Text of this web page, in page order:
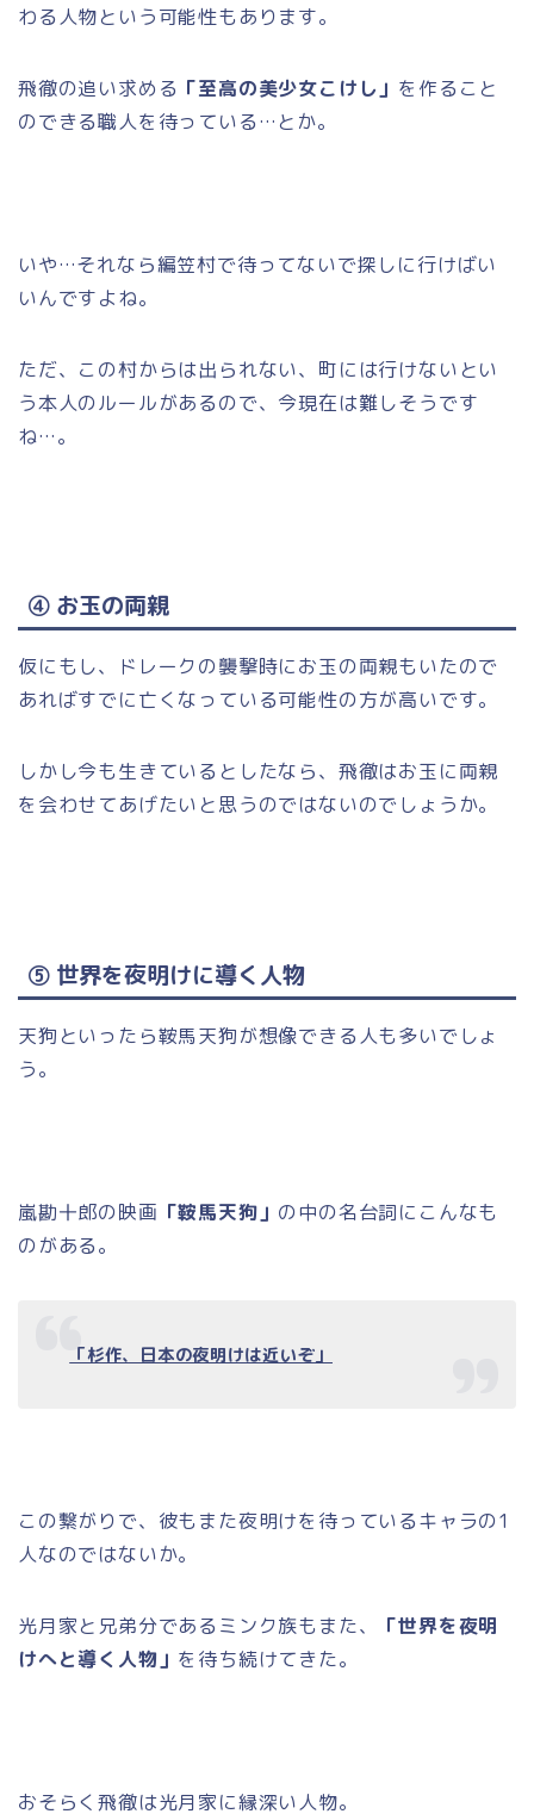
わる人物という可能性もあります。
飛徹の追い求める 「至高の美少女こけし」 を作ること
のできる職人を待っている…とか。
いや…それなら編笠村で待ってないで探しに行けばい
いんですよね。
ただ、この村からは出られない、町には行けないとい
う本人のルールがあるので、今現在は難しそうです
ね…。
④ お玉の両親
仮にもし、ドレークの襲撃時にお玉の両親もいたので
あればすでに亡くなっている可能性の方が高いです。
しかし今も生きているとしたなら、飛徹はお玉に両親
を会わせてあげたいと思うのではないのでしょうか。
⑤ 世界を夜明けに導く人物
天狗といったら鞍馬天狗が想像できる人も多いでしょ
う。
嵐勘十郎の映画 「鞍馬天狗」 の中の名台詞にこんなも
のがある。
「杉作、日本の夜明けは近いぞ」
この繋がりで、彼もまた夜明けを待っているキャラの1
人なのではないか。
光月家と兄弟分であるミンク族もまた、
「世界を夜明
けへと導く人物」 を待ち続けてきた。
おそらく飛徹は光月家に縁深い人物。